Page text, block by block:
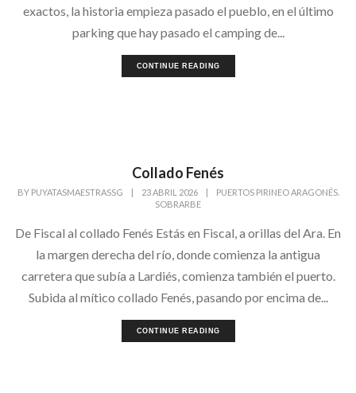
exactos, la historia empieza pasado el pueblo, en el último
parking que hay pasado el camping de...
CONTINUE READING
Collado Fenés
BY PUYATASMAESTRASSG 23 ABRIL 2026 PUERTOS PIRINEO ARAGONÉS,
SOBRARBE
De Fiscal al collado Fenés Estás en Fiscal, a orillas del Ara. En
la margen derecha del río, donde comienza la antigua
carretera que subía a Lardiés, comienza también el puerto.
Subida al mítico collado Fenés, pasando por encima de...
CONTINUE READING